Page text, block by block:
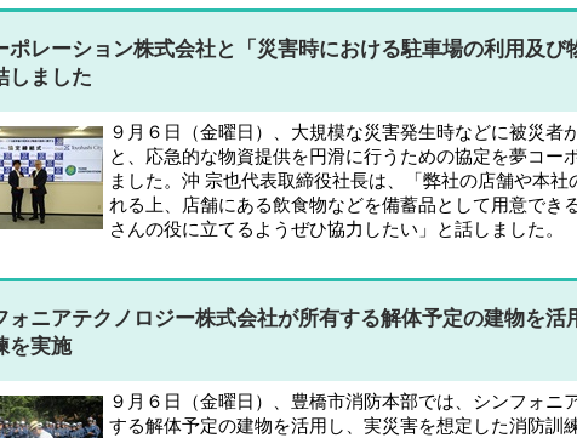
ポレーション株式会社と「災害時における駐車場の利用及び
しました
９月６日（金曜日）、大規模な災害発生時などに被災者
と、応急的な物資提供を円滑に行うための協定を夢コー
ました。沖 宗也代表取締役社長は、「弊社の店舗や本
れる上、店舗にある飲食物などを備蓄品として用意でき
さんの役に立てるようぜひ協力したい」と話しました。
ォニアテクノロジー株式会社が所有する解体予定の建物を活
を実施
９月６日（金曜日）、豊橋市消防本部では、シンフォニ
する解体予定の建物を活用し、実災害を想定した消防訓